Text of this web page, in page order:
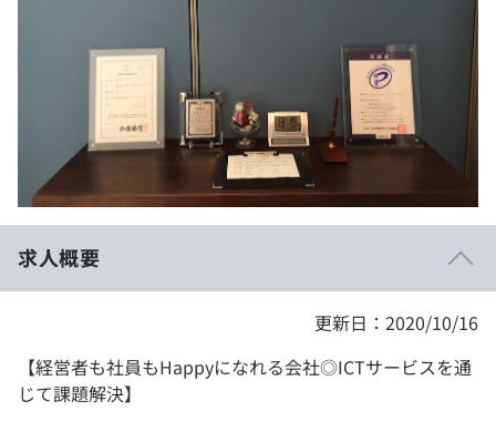
個人向けプラン
法人向けプラン
学校向けプラン
契約内容・クーポン
求人概要
更新日：2020/10/16
【経営者も社員もHappyになれる会社◎ICTサービスを通
じて課題解決】